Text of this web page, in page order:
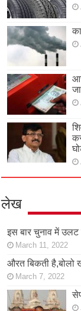
लेख
इस बार चुनाव में
March 11, 2022
औरत बिकती है,बोलो
March 7, 2022